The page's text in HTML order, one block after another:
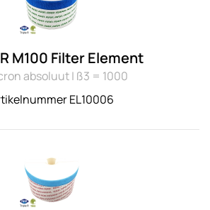
M100 Filter Element
absoluut | ß3 = 1000
EL10006